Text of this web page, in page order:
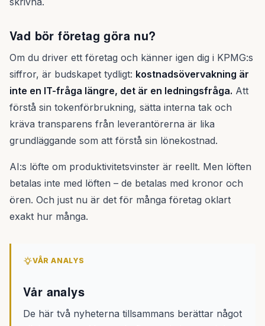
Vad bör företag göra nu?
Om du driver ett företag och känner igen dig i KPMG:s
siffror, är budskapet tydligt: kostnadsövervakning är
inte en IT-fråga längre, det är en ledningsfråga. Att
förstå sin tokenförbrukning, sätta interna tak och
kräva transparens från leverantörerna är lika
grundläggande som att förstå sin lönekostnad.
AI:s löfte om produktivitetsvinster är reellt. Men löften
betalas inte med löften – de betalas med kronor och
ören. Och just nu är det för många företag oklart
exakt hur många.
VÅR ANALYS
Vår analys
De här två nyheterna tillsammans berättar något